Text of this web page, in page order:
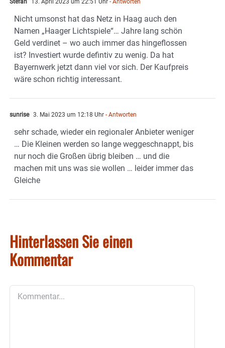
Nicht umsonst hat das Netz in Haag auch den
Namen „Haager Lichtspiele“… Jahre lang schön
Geld verdinet – wo auch immer das hingeflossen
ist? Investiert wurde defintiv zu wenig. Da hat
Bayernwerk jetzt dann viel vor sich. Der Kaufpreis
wäre schon richtig interessant.
sunrise 3. Mai 2023 um 12:18 Uhr - Antworten
sehr schade, wieder ein regionaler Anbieter weniger
… Die Kleinen werden so lange weggeschnappt, bis
nur noch die Großen übrig bleiben … und die
machen mit uns was sie wollen … leider immer das
Gleiche
Hinterlassen Sie einen
Kommentar